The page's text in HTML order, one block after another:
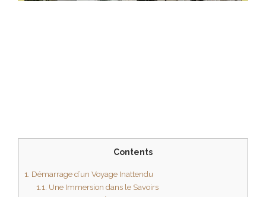
Contents
1. Démarrage d’un Voyage Inattendu
1.1. Une Immersion dans le Savoirs